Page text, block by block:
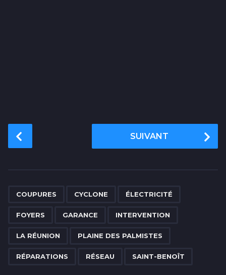
o
SUIVANT
COUPURES CYCLONE ÉLECTRICITÉ
FOYERS GARANCE INTERVENTION
LA RÉUNION PLAINE DES PALMISTES
RÉPARATIONS RÉSEAU SAINT-BENOÎT